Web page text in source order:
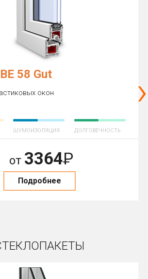
58 Gut
окон
ШУМОИЗОЛЯЦИЯ ДОЛГОВЕЧНОСТЬ
от 3364Р
Подробнее
›